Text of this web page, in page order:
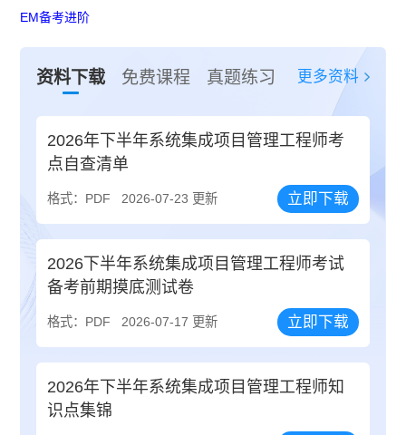
EM备考进阶
资料下载 免费课程 真题练习 更多资料
2026年下半年系统集成项目管理工程师考
点自查清单
格式：PDF 2026-07-23 更新 立即下载
2026下半年系统集成项目管理工程师考试
备考前期摸底测试卷
格式：PDF 2026-07-17 更新 立即下载
2026年下半年系统集成项目管理工程师知
识点集锦